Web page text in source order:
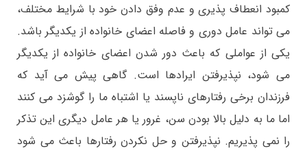
کمبود انعطاف پذیری و عدم وفق دادن خود با شرایط مختلف،
می تواند عامل دوری و فاصله اعضای خانواده از یکدیگر باشد.
یکی از عواملی که باعث دور شدن اعضای خانواده از یکدیگر
می شود، نپذیرفتن ایرادها است. گاهی پیش می آید که
فرزندان برخی رفتارهای ناپسند یا اشتباه ما را گوشزد می کنند
اما ما به دلیل بالا بودن سن، غرور یا هر عامل دیگری این تذکر
را نمی پذیریم. نپذیرفتن و حل نکردن رفتارها باعث می شود